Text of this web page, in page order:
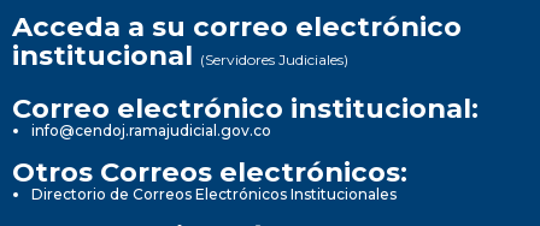
Acceda a su correo electrónico
institucional (Servidores Judiciales)
Correo electrónico institucional:
info@cendoj.ramajudicial.gov.co
Otros Correos electrónicos:
Directorio de Correos Electrónicos Institucionales